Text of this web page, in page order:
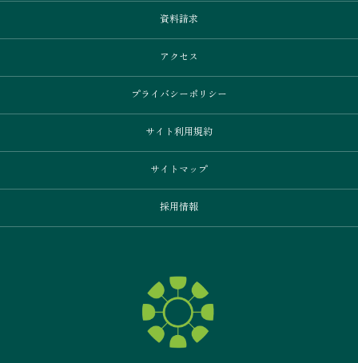
資料請求
アクセス
プライバシーポリシー
サイト利用規約
サイトマップ
採用情報